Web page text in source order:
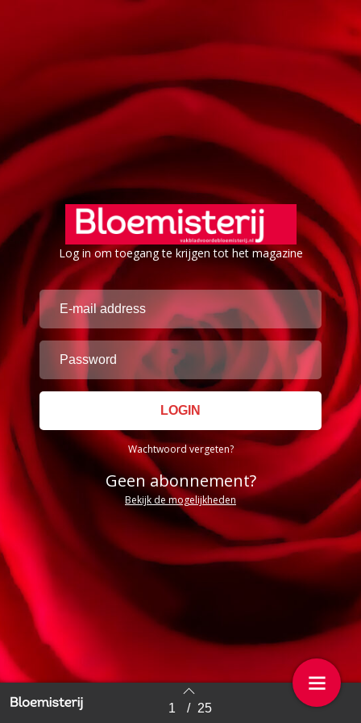
Log in om toegang te krijgen tot het magazine
Wachtwoord vergeten?
Geen abonnement?
Bekijk de mogelijkheden
Back to index 1 / 25